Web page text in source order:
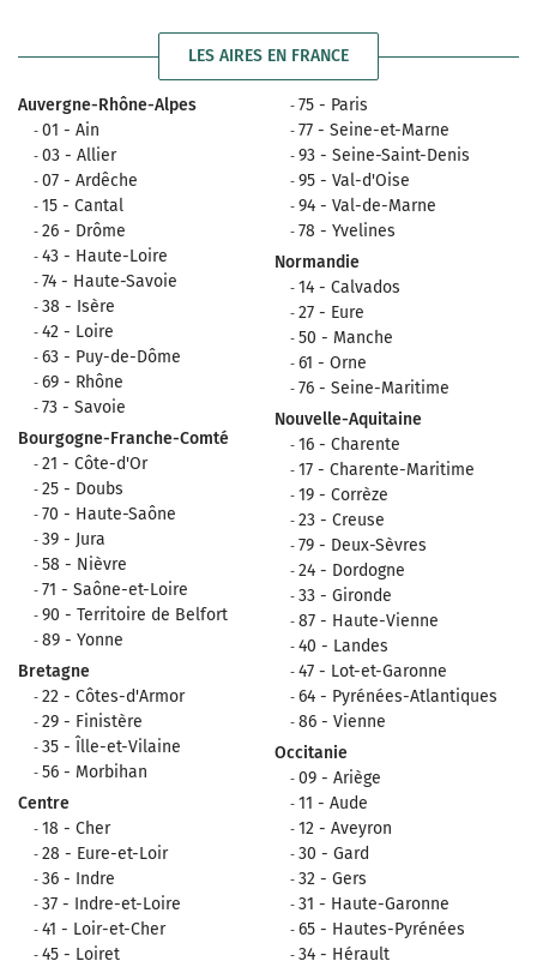
LES AIRES EN FRANCE
Auvergne-Rhône-Alpes
01 - Ain
03 - Allier
07 - Ardêche
15 - Cantal
26 - Drôme
43 - Haute-Loire
74 - Haute-Savoie
38 - Isère
42 - Loire
63 - Puy-de-Dôme
69 - Rhône
73 - Savoie
Bourgogne-Franche-Comté
21 - Côte-d'Or
25 - Doubs
70 - Haute-Saône
39 - Jura
58 - Nièvre
71 - Saône-et-Loire
90 - Territoire de Belfort
89 - Yonne
Bretagne
22 - Côtes-d'Armor
29 - Finistère
35 - Îlle-et-Vilaine
56 - Morbihan
Centre
18 - Cher
28 - Eure-et-Loir
36 - Indre
37 - Indre-et-Loire
41 - Loir-et-Cher
45 - Loiret
75 - Paris
77 - Seine-et-Marne
93 - Seine-Saint-Denis
95 - Val-d'Oise
94 - Val-de-Marne
78 - Yvelines
Normandie
14 - Calvados
27 - Eure
50 - Manche
61 - Orne
76 - Seine-Maritime
Nouvelle-Aquitaine
16 - Charente
17 - Charente-Maritime
19 - Corrèze
23 - Creuse
79 - Deux-Sèvres
24 - Dordogne
33 - Gironde
87 - Haute-Vienne
40 - Landes
47 - Lot-et-Garonne
64 - Pyrénées-Atlantiques
86 - Vienne
Occitanie
09 - Ariège
11 - Aude
12 - Aveyron
30 - Gard
32 - Gers
31 - Haute-Garonne
65 - Hautes-Pyrénées
34 - Hérault